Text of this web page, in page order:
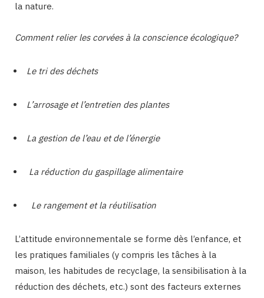
la nature.
Comment relier les corvées à la conscience écologique?
Le tri des déchets
L’arrosage et l’entretien des plantes
La gestion de l’eau et de l’énergie
La réduction du gaspillage alimentaire
Le rangement et la réutilisation
L’attitude environnementale se forme dès l’enfance, et
les pratiques familiales (y compris les tâches à la
maison, les habitudes de recyclage, la sensibilisation à la
réduction des déchets, etc.) sont des facteurs externes